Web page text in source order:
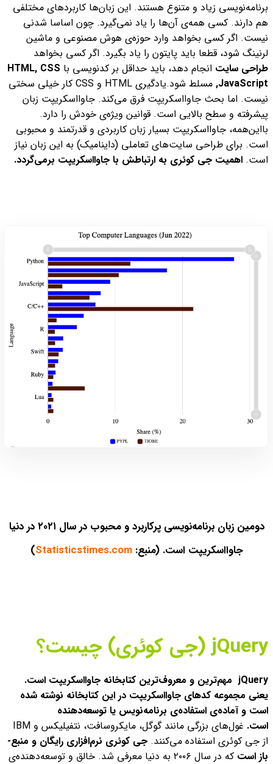
برنامه‌نویسی زیاد و متنوع هستند. این زبان‌ها کاربردهای مختلفی
هم دارند. کسی همه‌ی آن‌ها را یاد نمی‌گیرد. چون اساسا شدنی
نیست. اگر کسی بخواهد وارد حوزه‌ی هوش مصنوعی و ماشین
لرنینگ شود، قطعا باید پایتون را یاد بگیرد. اگر کسی بخواهد
طراحی سایت انجام دهد، باید حداقل بر کدنویسی با HTML, CSS
,JavaScript مسلط شود.
یادگیری HTML و CSS کار خیلی سختی
نیست. اما بحث جاوااسکریپت فرق می‌کند. جاوااسکریپت زبان
پیشرفته و سطح بالایی است. قوانین ویژه‌ی خودش را دارد.
بااین‌همه، جاوااسکریپت بسیار زبان کاربردی و قدرتمند و محبوبی
است. برای طراحی سایت‌های تعاملی (داینامیک) به این زبان نیاز
است. اهمیت جی کوئری به ارتباطش با جاوااسکریپت برمی‌گردد.
دومین زبان برنامه‌نویسی پرکاربرد و محبوب در سال ۲۰۲۱ در دنیا
جاوااسکریپت است. (منبع:Statisticstimes.com
)
jQuery (جی کوئری) چیست؟
jQuery مهم‌ترین و معروف‌ترین کتابخانه‌ جاوااسکریپت است.
یعنی مجموعه‌ کدهای جاوااسکریپت در این کتابخانه نوشته شده
است و آماده‌ی استفاده‌ی برنامه‌نویس یا توسعه‌دهنده
است.
غول‌های بزرگی مانند گوگل،‌ مایکروسافت، نتفیلیکس و IBM
از جی کوئری استفاده می‌کنند. جی کوئری نرم‌افزاری رایگان و منبع‌-
باز است
که در سال ۲۰۰۶ به دنیا معرفی شد. خالق و توسعه‌دهنده‌ی